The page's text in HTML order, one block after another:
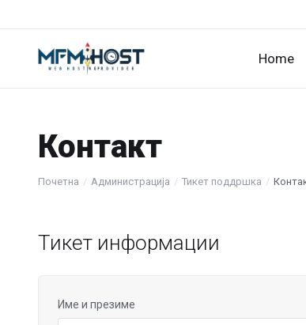
Home
Контакт
Почетна Администрација Тикет поддршка
Тикет информации
Име и презиме